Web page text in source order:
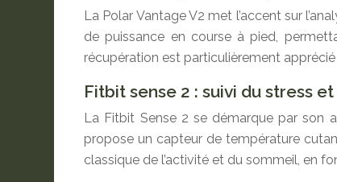
La Polar Vantage V2 met l’accent sur
de puissance en course à pied,
récupération est particulièrement
Fitbit sense 2 : suivi du stress
La Fitbit Sense 2 se démarque par son
propose un capteur de température
classique de l’activité et du sommeil, en